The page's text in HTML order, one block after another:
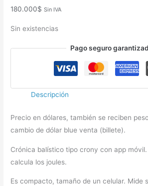
180.000$ Sin IVA
Sin existencias
Pago seguro
Descripción
Precio en dólares, también se reciben
cambio de dólar blue venta (billete).
Crónica balístico tipo crony con app
calcula los joules.
Es compacto, tamaño de un celular. Mide